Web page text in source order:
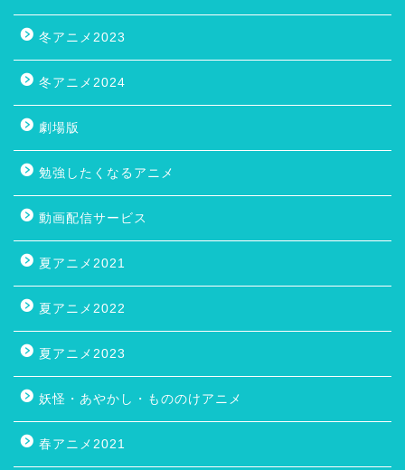
冬アニメ2023
冬アニメ2024
劇場版
勉強したくなるアニメ
動画配信サービス
夏アニメ2021
夏アニメ2022
夏アニメ2023
妖怪・あやかし・もののけアニメ
春アニメ2021